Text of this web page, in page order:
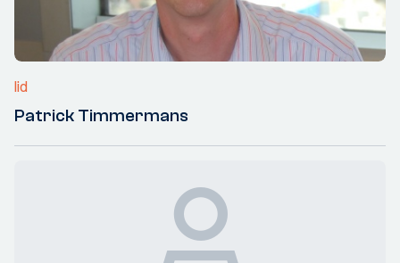
lid
Patrick Timmermans